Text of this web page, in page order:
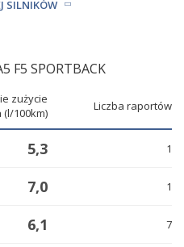
9,3
SILNIKÓW
F5 SPORTBACK
zużycie
100km)
Liczba raportów
5,3 1
7,0 1
6,1 7